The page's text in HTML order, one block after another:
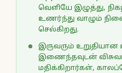
வெளியே இழுத்து,
உணர்ந்து வாழும்
செல்கிறது.
இருவரும் உறுதியான
இணைந்தவுடன்
மதிக்கிறார்கள்,